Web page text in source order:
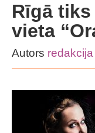
Rīgā
vieta
Autors redakcija